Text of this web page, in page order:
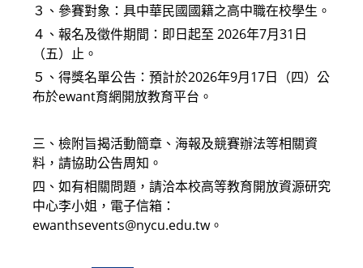
３、參賽對象：具中華民國國籍之高中職在校學生。
４、報名及徵件期間：即日起至 2026年7月31日
（五）止。
５、得獎名單公告：預計於2026年9月17日（四）公
布於ewant育網開放教育平台。
三、檢附旨揭活動簡章、海報及競賽辦法等相關資
料，請協助公告周知。
四、如有相關問題，請洽本校高等教育開放資源研究
中心李小姐，電子信箱：
ewanthsevents@nycu.edu.tw。